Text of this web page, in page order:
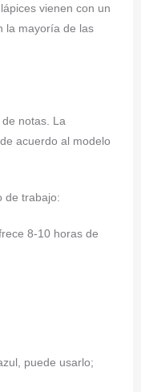
vienen con un
la mayoría de las
notas. La
acuerdo al modelo
de trabajo:
8-10 horas de
puede usarlo;